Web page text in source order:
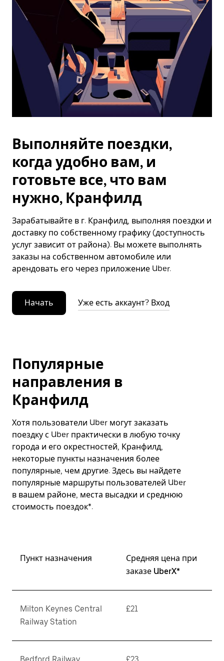
Выполняйте поездки,
когда удобно вам, и
готовьте все, что вам
нужно, Кранфилд
Зарабатывайте в г. Кранфилд, выполняя поездки и
доставку по собственному графику (доступность
услуг зависит от района). Вы можете выполнять
заказы на собственном автомобиле или
арендовать его через приложение Uber.
Начать Уже есть аккаунт? Вход
Популярные
направления в
Кранфилд
Хотя пользователи Uber могут заказать
поездку с Uber практически в любую точку
города и его окрестностей, Кранфилд,
некоторые пункты назначения более
популярные, чем другие. Здесь вы найдете
популярные маршруты пользователей Uber
в вашем районе, места высадки и среднюю
стоимость поездок*.
Пункт назначения
Средняя цена при
заказе UberX*
Milton Keynes Central
Railway Station
£21